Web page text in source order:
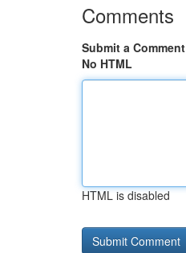
Comments
Submit a Comment
No HTML
HTML is disabled